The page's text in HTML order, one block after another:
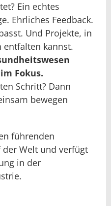
Ein echtes
Ehrliches Feedback.
Und Projekte, in
entfalten kannst.
Fokus.
Schritt? Dann
bewegen
führenden
Welt und verfügt
in der